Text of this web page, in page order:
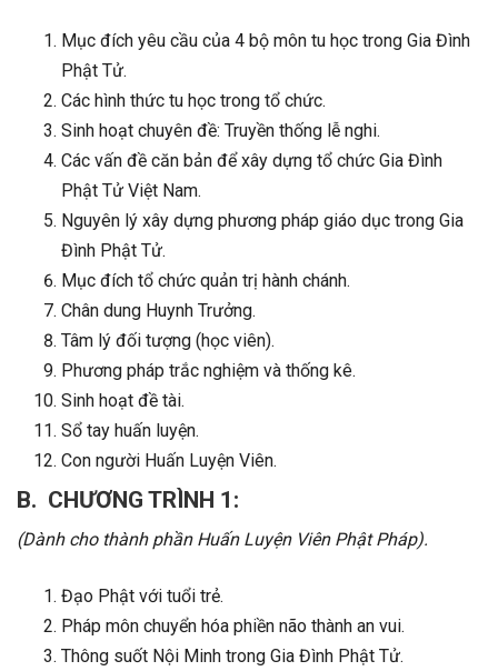
Mục đích yêu cầu của 4 bộ môn tu học trong Gia Đình
Phật Tử.
Các hình thức tu học trong tổ chức.
Sinh hoạt chuyên đề: Truyền thống lễ nghi.
Các vấn đề căn bản để xây dựng tổ chức Gia Đình
Phật Tử Việt Nam.
Nguyên lý xây dựng phương pháp giáo dục trong Gia
Đình Phật Tử.
Mục đích tổ chức quản trị hành chánh.
Chân dung Huynh Trưởng.
Tâm lý đối tượng (học viên).
Phương pháp trắc nghiệm và thống kê.
Sinh hoạt đề tài.
Sổ tay huấn luyện.
Con người Huấn Luyện Viên.
B. CHƯƠNG TRÌNH 1:
(Dành cho thành phần Huấn Luyện Viên Phật Pháp).
Đạo Phật với tuổi trẻ.
Pháp môn chuyển hóa phiền não thành an vui.
Thông suốt Nội Minh trong Gia Đình Phật Tử.